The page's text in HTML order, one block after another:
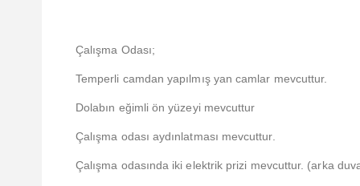
Çalışma Odası;
Temperli camdan yapılmış yan camlar mevcuttur.
Dolabın eğimli ön yüzeyi mevcuttur
Çalışma odası aydınlatması mevcuttur.
Çalışma odasında iki elektrik prizi mevcuttur. (arka